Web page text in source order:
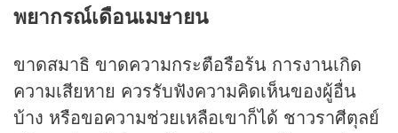
พยากรณ์เดือนเมษายน
ขาดสมาธิ ขาดความกระตือรือร้น การงานเกิด
ความเสียหาย ควรรับฟังความคิดเห็นของผู้อื่น
บ้าง หรือขอความช่วยเหลือเขาก็ได้ ชาวราศีตุลย์